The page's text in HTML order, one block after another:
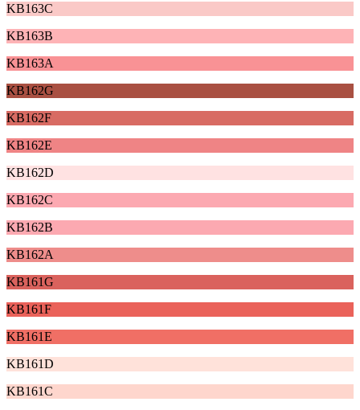
KB163C
KB163B
KB163A
KB162G
KB162F
KB162E
KB162D
KB162C
KB162B
KB162A
KB161G
KB161F
KB161E
KB161D
KB161C